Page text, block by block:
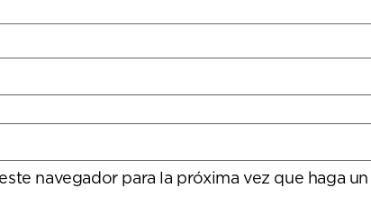
navegador para la próxima vez que haga